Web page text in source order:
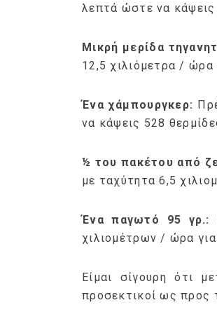
λεπτά ώστε να κάψεις
Μικρή μερίδα
12,5 χιλιόμετρα / ώρα
Ένα χάμπουργκερ:
να κάψεις 528
½ του πακέτου από
με ταχύτητα 6,5
Ένα παγωτό 95 γρ.:
χιλιομέτρων / ώρα
Είμαι σίγουρη ότι
προσεκτικοί ως προς